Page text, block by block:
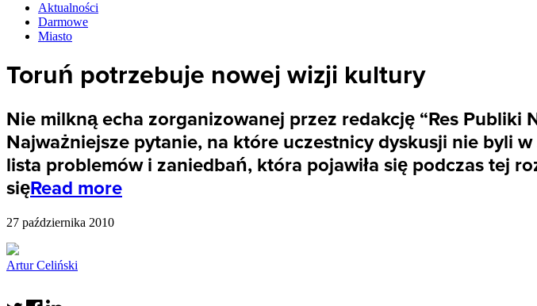
Aktualności
Darmowe
Miasto
Toruń potrzebuje nowej wizji kultury
Nie milkną echa zorganizowanej przez redakcję “Res Publiki
Najważniejsze pytanie, na które uczestnicy dyskusji nie byli
lista problemów i zaniedbań, która pojawiła się podczas tej
sięRead more
27 października 2010
Artur Celiński